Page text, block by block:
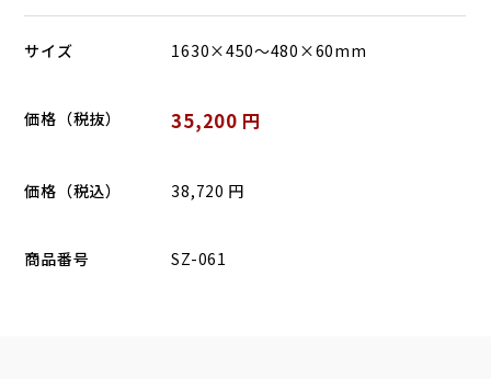
サイズ 1630×450～480×60mm
価格（税抜） 35,200 円
価格（税込） 38,720 円
商品番号 SZ-061